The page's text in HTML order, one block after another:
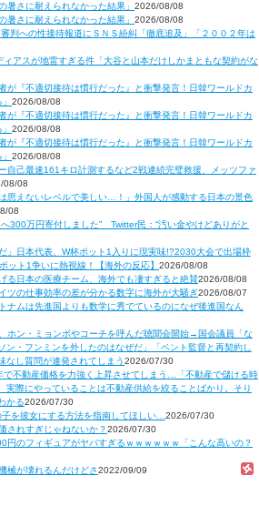
暑さに耐えられなかった結果」 2026/08/08
暑さに耐えられなかった結果」 2026/08/08
判への性接待報道にＳＮＳ紛糾「徹底追及」「２００２年は
ィアスが地雷すぎる件「大谷と山本だけしかまともな契約がな
が『不適切接待は慣行だった』と衝撃発言！日韓ワールドカ
2026/08/08
が『不適切接待は慣行だった』と衝撃発言！日韓ワールドカ
2026/08/08
が『不適切接待は慣行だった』と衝撃発言！日韓ワールドカ
2026/08/08
自己最速161キロ計測するなど2戦連続完璧救援、メッツファ
08/08
思えないレベルで美しい…！」外国人が感動する日本の景色
08
300万円寄付しました” Twitter民：“汚い金やけどありがと
」日本代表、W杯ポット1入りに現実味!?2030大会で出場枠
ット1争いに熱視線！【海外の反応】 2026/08/08
る日本の医療チーム、海外でも凄すぎると絶賛2026/08/08
ツの仕事効率の差が分かる数字に海外が大騒ぎ2026/08/07
ナムは先進国よりも数学に秀でているのになぜ後進国なん
ホン・ミョンボやコーチを呼んだ聴聞会開始→国会議員「な
ン・フンミンを外したのはなぜだ」「ベント監督と再契約し
なし質問が連発されてしまう2026/07/30
で不動産価格を力強く上昇させてしまう…「不動産で儲ける時
実際にやっていることは不動産供給を絞ることばかり。そり
かる2026/07/30
を彼女にする方法を指南してほしい…2026/07/30
されすぎじゃねないか？2026/07/30
円のフィギュアがヤバすぎるｗｗｗｗｗｗ「こんな高いの？
械が壊れるんだけどさ2022/09/09